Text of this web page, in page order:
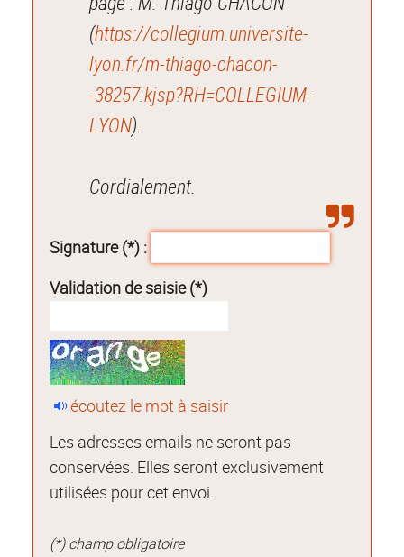
(https://collegium.universite-
lyon.fr/m-thiago-chacon-
-38257.kjsp?RH=COLLEGIUM-
LYON).
Cordialement.
Signature (*) :
Validation de saisie (*)
écoutez le mot à saisir
Les adresses emails ne seront pas
conservées. Elles seront exclusivement
utilisées pour cet envoi.
(*) champ obligatoire